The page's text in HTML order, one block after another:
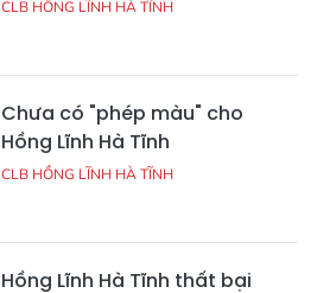
CLB HỒNG LĨNH HÀ TĨNH
Chưa có "phép màu" cho
Hồng Lĩnh Hà Tĩnh
CLB HỒNG LĨNH HÀ TĨNH
Hồng Lĩnh Hà Tĩnh thất bại